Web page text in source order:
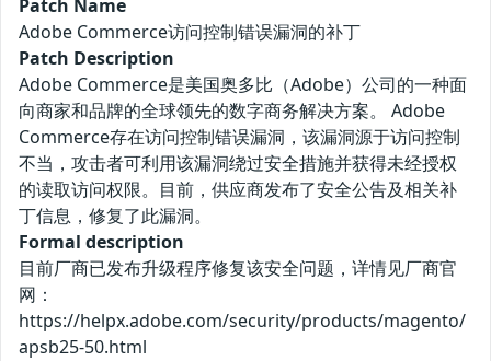
Patch Name
Adobe Commerce访问控制错误漏洞的补丁
Patch Description
Adobe Commerce是美国奥多比（Adobe）公司的一种面
向商家和品牌的全球领先的数字商务解决方案。 Adobe
Commerce存在访问控制错误漏洞，该漏洞源于访问控制
不当，攻击者可利用该漏洞绕过安全措施并获得未经授权
的读取访问权限。目前，供应商发布了安全公告及相关补
丁信息，修复了此漏洞。
Formal description
目前厂商已发布升级程序修复该安全问题，详情见厂商官
网：
https://helpx.adobe.com/security/products/magento/
apsb25-50.html